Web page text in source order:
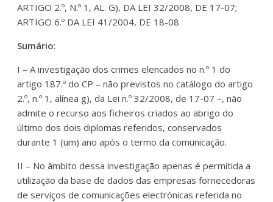
ARTIGO 2.º, N.º 1, AL. G), DA LEI 32/2008, DE 17-07;
ARTIGO 6.º DA LEI 41/2004, DE 18-08
Sumário:
I – A investigação dos crimes elencados no n.º 1 do
artigo 187.º do CP – não previstos no catálogo do artigo
2.º, n.º 1, alínea g), da Lei n.º 32/2008, de 17-07 –, não
admite o recurso aos ficheiros criados ao abrigo do
último dos dois diplomas referidos, conservados
durante 1 (um) ano após o termo da comunicação.
II – No âmbito dessa investigação apenas é permitida a
utilização da base de dados das empresas fornecedoras
de serviços de comunicações electrónicas referida no